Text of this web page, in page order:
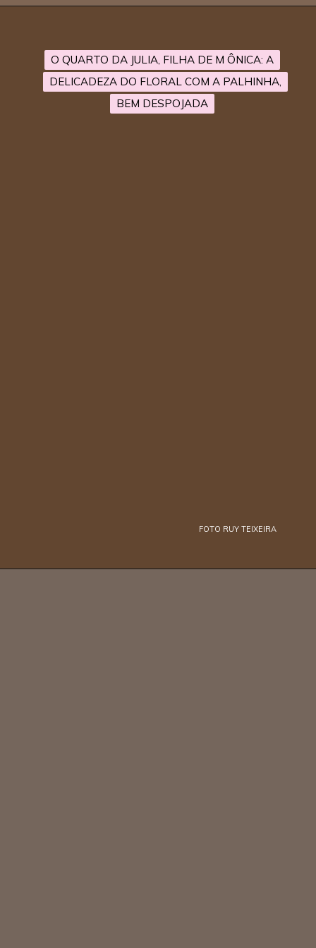
O QUARTO DA JULIA, FILHA DE M ÔNICA: A
DELICADEZA DO FLORAL COM A PALHINHA,
BEM DESPOJADA
O QUARTO DA JULIA, FILHA DE M ÔNICA: A
DELICADEZA DO FLORAL COM A PALHINHA,
BEM DESPOJADA
FOTO RUY TEIXEIRA